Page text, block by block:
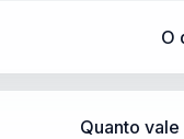
O
Quanto